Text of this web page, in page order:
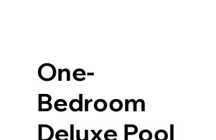
One-
Bedroom
Deluxe Pool